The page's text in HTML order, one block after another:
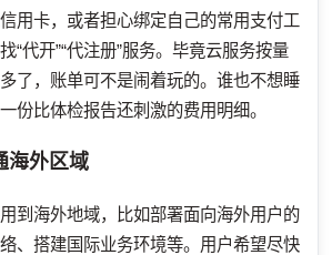
用卡，或者担心绑定自己的常用支付工
“代开”“代注册”服务。毕竟云服务按量
了，账单可不是闹着玩的。谁也不想睡
份比体检报告还刺激的费用明细。
海外区域
到海外地域，比如部署面向海外用户的
、搭建国际业务环境等。用户希望尽快